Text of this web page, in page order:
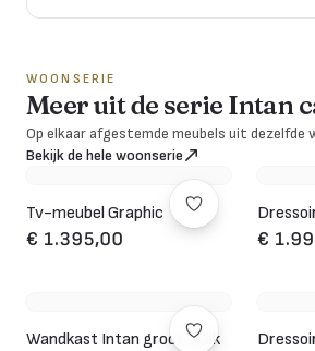
WOONSERIE
Meer uit de serie Intan
Op elkaar afgestemde meubels uit dezelfde
Bekijk de hele woonserie
Tv-meubel Graphic
€ 1.395,00 €
Wandkast Intan groot teak